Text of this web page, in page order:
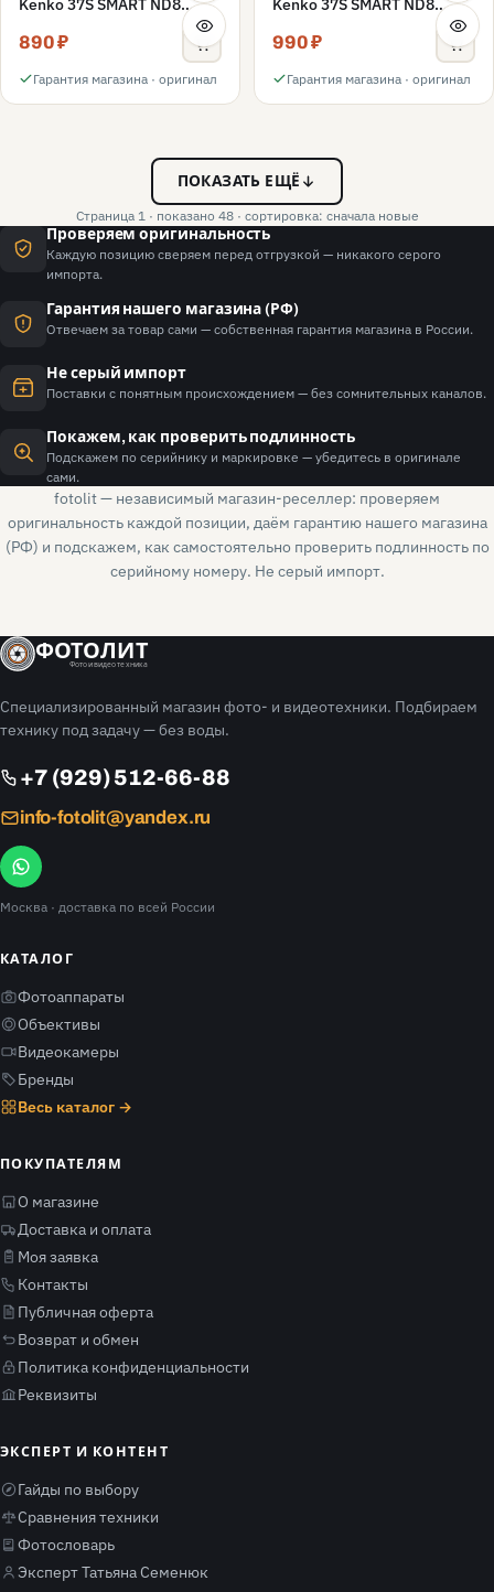
Kenko 37S SMART ND8
890 ₽
Гарантия магазина · оригинал
Kenko 37S SMART ND8
990 ₽
Гарантия магазина · оригинал
ПОКАЗАТЬ ЕЩЁ
Страница 1 · показано 48 · сортировка: сначала новые
Проверяем оригинальность
Каждую позицию сверяем перед отгрузкой — никакого серого
импорта.
Гарантия нашего магазина (РФ)
Отвечаем за товар сами — собственная гарантия магазина в России.
Не серый импорт
Поставки с понятным происхождением — без сомнительных каналов.
Покажем, как проверить подлинность
Подскажем по серийнику и маркировке — убедитесь в оригинале
сами.
fotolit — независимый магазин-реселлер: проверяем
оригинальность каждой позиции, даём гарантию нашего магазина
(РФ) и подскажем, как самостоятельно проверить подлинность по
серийному номеру. Не серый импорт.
ФОТОЛИТ
Фото и видео техника
Специализированный магазин фото- и видеотехники. Подбираем
технику под задачу — без воды.
+7 (929) 512-66-88
info-fotolit@yandex.ru
Москва · доставка по всей России
КАТАЛОГ
Фотоаппараты
Объективы
Видеокамеры
Бренды
Весь каталог →
ПОКУПАТЕЛЯМ
О магазине
Доставка и оплата
Моя заявка
Контакты
Публичная оферта
Возврат и обмен
Политика конфиденциальности
Реквизиты
ЭКСПЕРТ И КОНТЕНТ
Гайды по выбору
Сравнения техники
Фотословарь
Эксперт Татьяна Семенюк